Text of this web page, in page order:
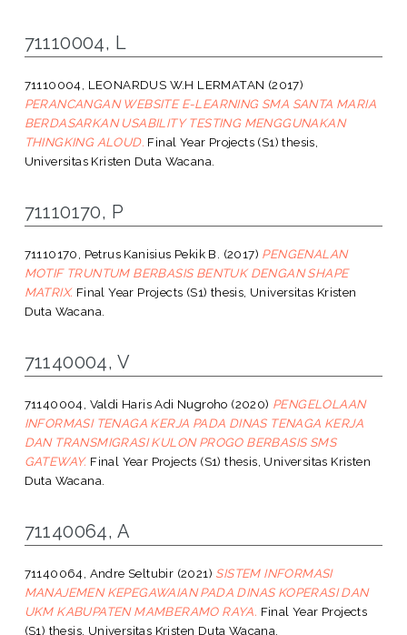
71110004, L
71110004, LEONARDUS W.H LERMATAN (2017)
PERANCANGAN WEBSITE E-LEARNING SMA SANTA MARIA
BERDASARKAN USABILITY TESTING MENGGUNAKAN
THINGKING ALOUD. Final Year Projects (S1) thesis,
Universitas Kristen Duta Wacana.
71110170, P
71110170, Petrus Kanisius Pekik B. (2017) PENGENALAN
MOTIF TRUNTUM BERBASIS BENTUK DENGAN SHAPE
MATRIX. Final Year Projects (S1) thesis, Universitas Kristen
Duta Wacana.
71140004, V
71140004, Valdi Haris Adi Nugroho (2020) PENGELOLAAN
INFORMASI TENAGA KERJA PADA DINAS TENAGA KERJA
DAN TRANSMIGRASI KULON PROGO BERBASIS SMS
GATEWAY. Final Year Projects (S1) thesis, Universitas Kristen
Duta Wacana.
71140064, A
71140064, Andre Seltubir (2021) SISTEM INFORMASI
MANAJEMEN KEPEGAWAIAN PADA DINAS KOPERASI DAN
UKM KABUPATEN MAMBERAMO RAYA. Final Year Projects
(S1) thesis, Universitas Kristen Duta Wacana.